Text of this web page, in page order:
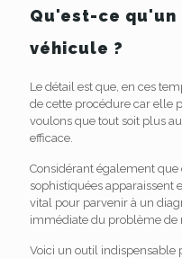
Qu'est-ce
véhicule ?
Le détail est que, en ces
de cette procédure car elle
voulons que tout soit plus
efficace.
Considérant également
sophistiquées apparaissent
vital pour parvenir à un
immédiate du problème de
Voici un outil indispensable